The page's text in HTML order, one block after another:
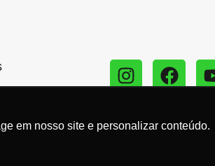
em nosso site e personalizar conteúdo.
em contato